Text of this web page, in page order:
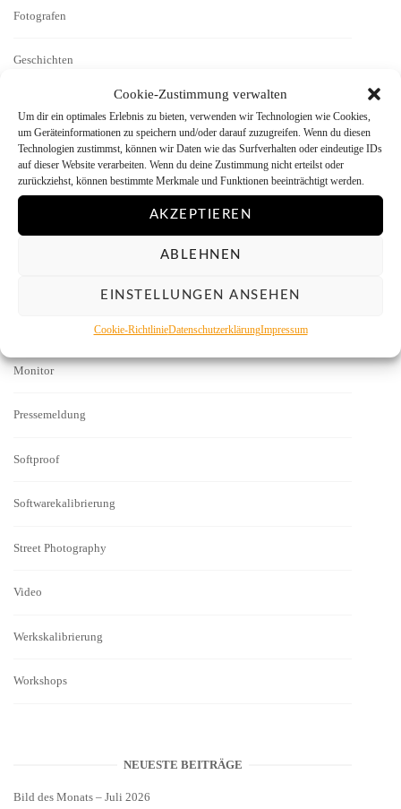
Cookie-Zustimmung verwalten
Um dir ein optimales Erlebnis zu bieten, verwenden wir Technologien wie Cookies,
um Geräteinformationen zu speichern und/oder darauf zuzugreifen. Wenn du diesen
Technologien zustimmst, können wir Daten wie das Surfverhalten oder eindeutige IDs
auf dieser Website verarbeiten. Wenn du deine Zustimmung nicht erteilst oder
zurückziehst, können bestimmte Merkmale und Funktionen beeinträchtigt werden.
AKZEPTIEREN
ABLEHNEN
EINSTELLUNGEN ANSEHEN
Cookie-RichtlinieDatenschutzerklärungImpressum
Fotografen
Geschichten
Kamera-Reviews
Labor
Literatur
Monitor
Pressemeldung
Softproof
Softwarekalibrierung
Street Photography
Video
Werkskalibrierung
Workshops
NEUESTE BEITRÄGE
Bild des Monats – Juli 2026